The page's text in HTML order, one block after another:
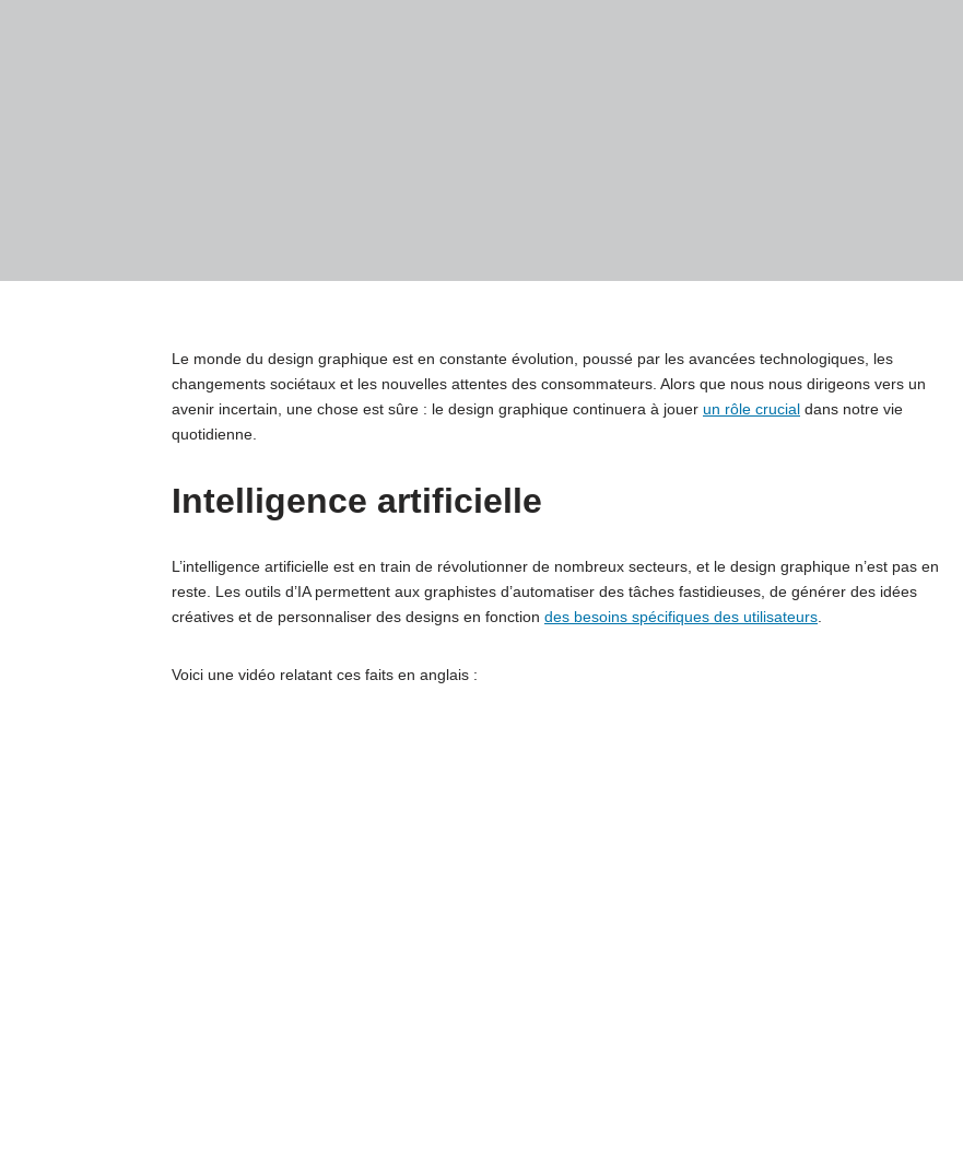
Le monde du design graphique est en constante évolution, poussé par les avancées technologiques, les
changements sociétaux et les nouvelles attentes des consommateurs. Alors que nous nous dirigeons vers un
avenir incertain, une chose est sûre : le design graphique continuera à jouer un rôle crucial dans notre vie
quotidienne.
Intelligence artificielle
L’intelligence artificielle est en train de révolutionner de nombreux secteurs, et le design graphique n’est pas en
reste. Les outils d’IA permettent aux graphistes d’automatiser des tâches fastidieuses, de générer des idées
créatives et de personnaliser des designs en fonction des besoins spécifiques des utilisateurs
Voici une vidéo relatant ces faits en anglais :